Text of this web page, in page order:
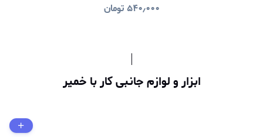
۵۴۰٫۰۰۰تومان
ابزار و لوازم جانبی کار با خمیر